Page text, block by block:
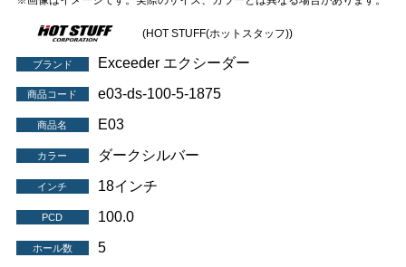
(HOT STUFF(ホットスタッフ))
ブランド Exceeder エクシーダー
商品コード e03-ds-100-5-1875
商品名 E03
カラー ダークシルバー
インチ 18インチ
PCD 100.0
ホール数 5